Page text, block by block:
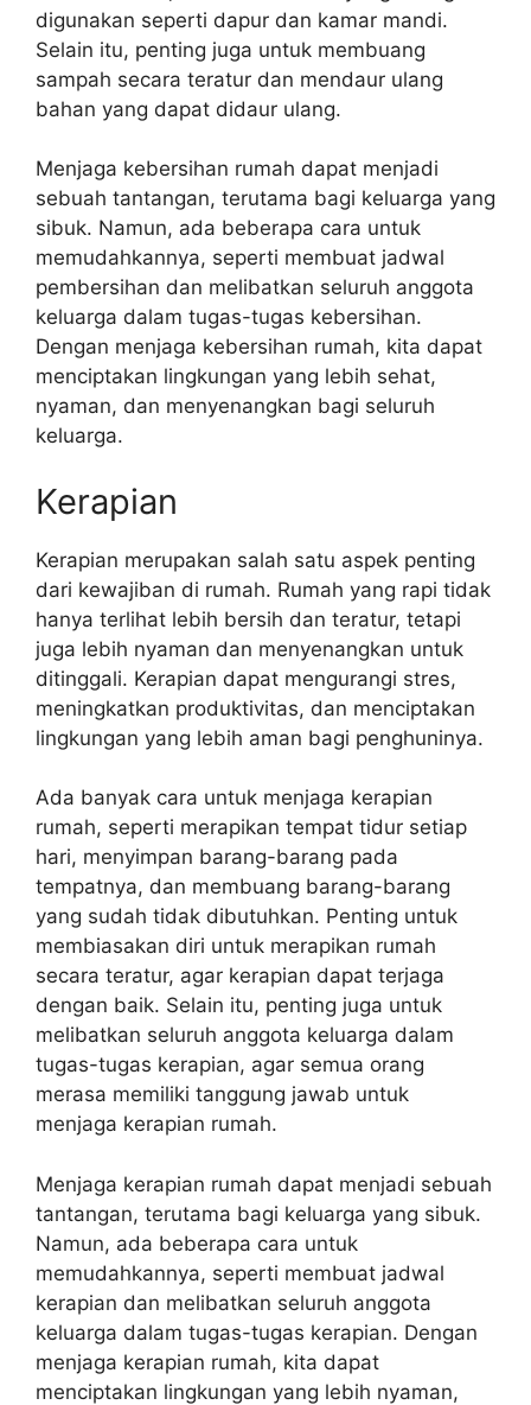
digunakan seperti dapur dan kamar mandi.
Selain itu, penting juga untuk membuang
sampah secara teratur dan mendaur ulang
bahan yang dapat didaur ulang.
Menjaga kebersihan rumah dapat menjadi
sebuah tantangan, terutama bagi keluarga yang
sibuk. Namun, ada beberapa cara untuk
memudahkannya, seperti membuat jadwal
pembersihan dan melibatkan seluruh anggota
keluarga dalam tugas-tugas kebersihan.
Dengan menjaga kebersihan rumah, kita dapat
menciptakan lingkungan yang lebih sehat,
nyaman, dan menyenangkan bagi seluruh
keluarga.
Kerapian
Kerapian merupakan salah satu aspek penting
dari kewajiban di rumah. Rumah yang rapi tidak
hanya terlihat lebih bersih dan teratur, tetapi
juga lebih nyaman dan menyenangkan untuk
ditinggali. Kerapian dapat mengurangi stres,
meningkatkan produktivitas, dan menciptakan
lingkungan yang lebih aman bagi penghuninya.
Ada banyak cara untuk menjaga kerapian
rumah, seperti merapikan tempat tidur setiap
hari, menyimpan barang-barang pada
tempatnya, dan membuang barang-barang
yang sudah tidak dibutuhkan. Penting untuk
membiasakan diri untuk merapikan rumah
secara teratur, agar kerapian dapat terjaga
dengan baik. Selain itu, penting juga untuk
melibatkan seluruh anggota keluarga dalam
tugas-tugas kerapian, agar semua orang
merasa memiliki tanggung jawab untuk
menjaga kerapian rumah.
Menjaga kerapian rumah dapat menjadi sebuah
tantangan, terutama bagi keluarga yang sibuk.
Namun, ada beberapa cara untuk
memudahkannya, seperti membuat jadwal
kerapian dan melibatkan seluruh anggota
keluarga dalam tugas-tugas kerapian. Dengan
menjaga kerapian rumah, kita dapat
menciptakan lingkungan yang lebih nyaman,